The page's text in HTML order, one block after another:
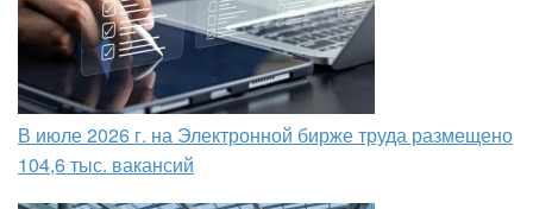
В июле 2026 г. на Электронной бирже труда размещено
104,6 тыс. вакансий